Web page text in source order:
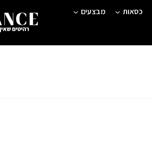
כסאות מבצעים